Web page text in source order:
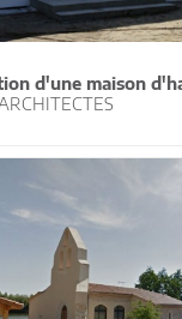
d'une maison